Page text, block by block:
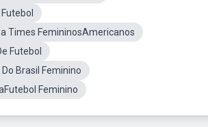
Times FemininosAmericanos
Futebol
Brasil Feminino
Feminino